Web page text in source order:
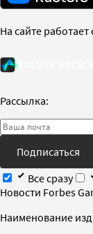
На сайте работает
Рассылка:
Подписаться
Все сразу
Новости Forbes
Наименование